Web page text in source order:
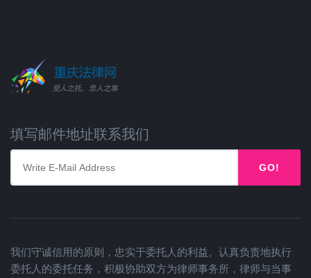
填写邮件地址联系我们
GO!
我们守诚信用的原则，忠实于委托人的利益。认真负责地执行
委托人的委托任务，积极协助双方为律师事务所，律师与当事